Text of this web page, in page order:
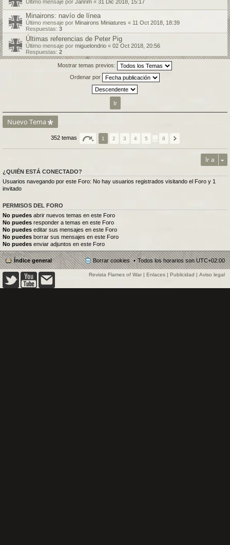
Último mensaje por Janrim « 31 Dic 2018, 15:17
Minairons: navío de línea
Último mensaje por Minairons Miniatures « 11 Oct 2018, 18:39
Respuestas: 3
Últimas referencias de Peter Pig
Último mensaje por miguelondrio « 02 Oct 2018, 20:56
Respuestas: 2
Mostrar temas previos:
Ordenar por
Nuevo Tema
352 temas 1 2 3 4 5 8
Ir a
¿QUIÉN ESTÁ CONECTADO?
Usuarios navegando por este Foro: No hay usuarios registrados visitando el Foro y 1
invitado
PERMISOS DEL FORO
No puedes abrir nuevos temas en este Foro
No puedes responder a temas en este Foro
No puedes editar sus mensajes en este Foro
No puedes borrar sus mensajes en este Foro
No puedes enviar adjuntos en este Foro
Índice general Todos los horarios sonUTC+02:00
Borrar cookies
Revista Flames of War | Enlaces | Publicidad | Aviso legal